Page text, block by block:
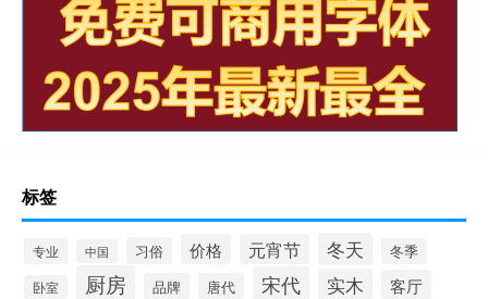
标签
专业 中国 习俗 价格 元宵节 冬天 冬季
卧室 厨房 品牌 唐代 宋代 实木 客厅